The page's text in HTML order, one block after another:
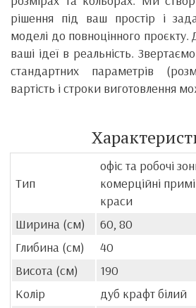
рішення під ваш простір і
моделі до повноцінного
ваші ідеї в реальність.
стандартних параметрів
вартість і строки виготовлення
Тип
офіс та робочі
комерційні
краси
Ширина (см)
60, 80
Глибина (см)
40
Висота (см)
190
Колір
дуб крафт білий